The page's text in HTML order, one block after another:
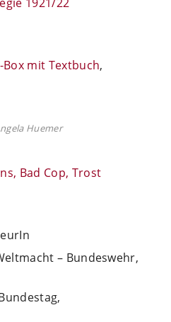
mit Textbuch,
Huemer
Bad Cop, Trost
– Bundeswehr,